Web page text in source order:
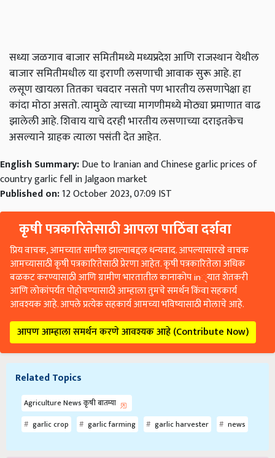
सध्या जळगाव बाजार समितीमध्ये मध्यप्रदेश आणि राजस्थान येथील
बाजार समितीमधील या इराणी लसणाची आवाक सुरू आहे. हा
लसूण खायला तितका चवदार नसतो पण भारतीय लसणापेक्षा हा
कांदा मोठा असतो. त्यामुळे त्याच्या मागणीमध्ये मोठ्या प्रमाणात वाढ
झालेली आहे. शिवाय याचे दरही भारतीय लसणाच्या दराइतकेच
असल्याने ग्राहक त्याला पसंती देत आहेत.
English Summary:Due to Iranian and Chinese garlic prices of
country garlic fell in Jalgaon market
Published on:12 October 2023, 07:09 IST
कृषी पत्रकारितेसाठी आपला पाठिंबा दर्शवा
प्रिय वाचक, आमच्यात सामील झाल्याबद्दल धन्यवाद. आपल्यासारखे वाचक
आमच्यासाठी कृषी पत्रकारितेसाठी प्रेरणा आहेत. कृषी पत्रकारितेला अधिक
बळकट करण्यासाठी आणि ग्रामीण भारतातील कानाकोप in्यात शेतकरी
आणि लोकांपर्यंत पोहोचण्यासाठी आम्हाला तुमचे समर्थन किंवा सहकार्य
आवश्यक आहे. आपले प्रत्येक सहकार्य आमच्या भविष्यासाठी मोलाचे आहे.
आपण आम्हाला समर्थन करणे आवश्यक आहे (Contribute Now)
Related Topics
Agriculture News कृषी बातम्या
garlic crop
garlic farming garlic harvester news